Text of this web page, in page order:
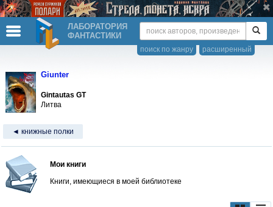
ЛАБОРАТОРИЯ
ФАНТАСТИКИ
расширенный
поиск по жанру
Giunter
Gintautas GT
Литва
◄ книжные полки
Мои книги
Книги, имеющиеся в моей библиотеке